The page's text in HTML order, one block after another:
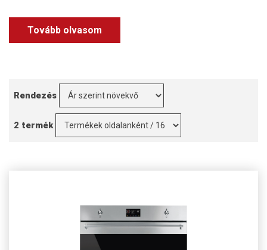
Tovább olvasom
Rendezés
2 termék